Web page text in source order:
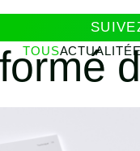
TOUSACTUALITÉ